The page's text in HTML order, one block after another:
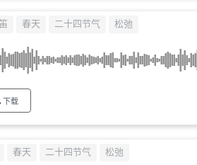
春天 二十四节气 松弛
下载
春天 二十四节气 松弛